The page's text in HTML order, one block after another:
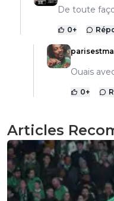
De toute
0+
Ouais
0+
Articles